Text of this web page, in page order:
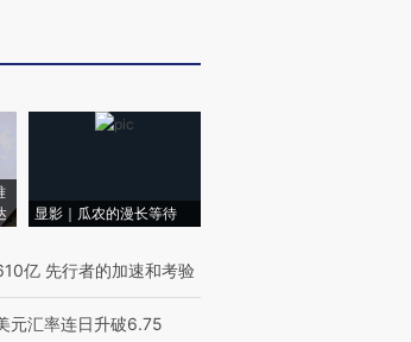
显影｜瓜农的漫长等待
亿 先行者的加速和考验
元汇率连日升破6.75